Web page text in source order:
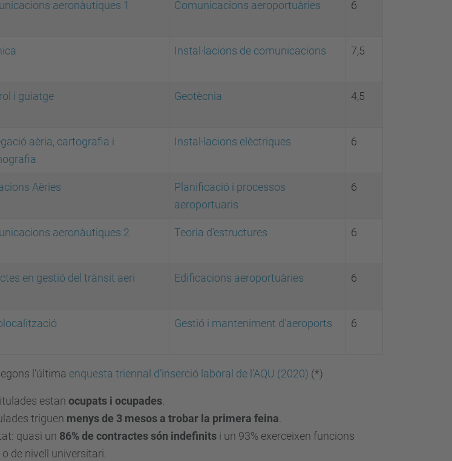
aeronàutiques 1 Comunicacions aeroportuàries 6
Instal·lacions de comunicacions 7,5
i guiatge Geotècnia 4,5
aèria, cartografia i
Instal·lacions elèctriques 6
Aèries
Planificació i processos
aeroportuaris
6
aeronàutiques 2 Teoria d'estructures 6
en gestió del trànsit aeri Edificacions aeroportuàries 6
Gestió i manteniment d'aeroports 6
l’última enquesta triennal d’inserció laboral de l’AQU (2020) (*)
estan ocupats i ocupades.
triguen menys de 3 mesos a trobar la primera feina.
quasi un 86% de contractes són indefinits i un 93% exerceixen funcions
de nivell universitari.